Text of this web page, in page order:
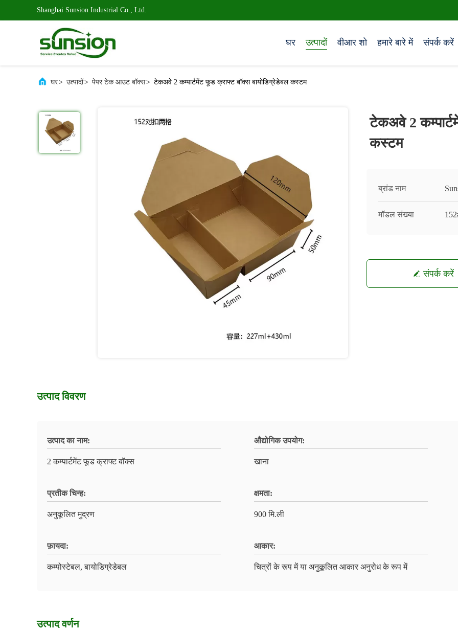
Shanghai Sunsion Industrial Co., Ltd.
घर उत्पादों वीआर शो हमारे बारे में संपर्क करें
घर> उत्पादों> पेपर टेक आउट बॉक्स> टेकअवे 2 कम्पार्टमेंट फूड क्राफ्ट बॉक्स बायोडिग्रेडेबल कस्टम
टेकअवे 2
कस्टम
ब्रांड नाम
मॉडल संख्या
संपर्क करें
उत्पाद विवरण
उत्पाद का नाम:
2 कम्पार्टमेंट फूड क्राफ्ट बॉक्स
औद्योगिक उपयोग:
खाना
प्रतीक चिन्ह:
अनुकूलित मुद्रण
क्षमता:
900 मि.ली
फ़ायदा:
कम्पोस्टेबल, बायोडिग्रेडेबल
आकार:
चित्रों के रूप में या अनुकूलित आकार अनुरोध के रूप में
उत्पाद वर्णन